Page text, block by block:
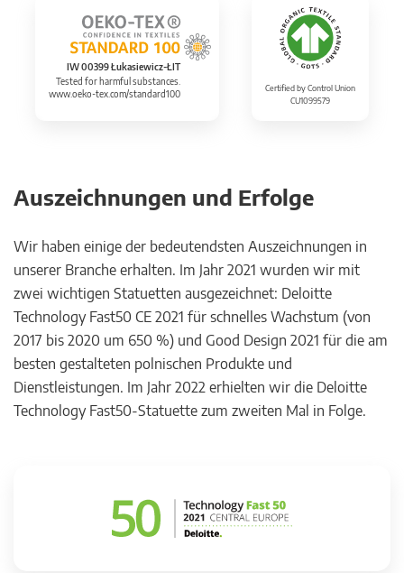
IW 00399 Łukasiewicz-ŁIT
Tested for harmful substances.
www.oeko-tex.com/standard100
Certified by Control Union
CU1099579
Auszeichnungen und Erfolge
Wir haben einige der bedeutendsten Auszeichnungen in
unserer Branche erhalten. Im Jahr 2021 wurden wir mit
zwei wichtigen Statuetten ausgezeichnet: Deloitte
Technology Fast50 CE 2021 für schnelles Wachstum (von
2017 bis 2020 um 650 %) und Good Design 2021 für die am
besten gestalteten polnischen Produkte und
Dienstleistungen. Im Jahr 2022 erhielten wir die Deloitte
Technology Fast50-Statuette zum zweiten Mal in Folge.